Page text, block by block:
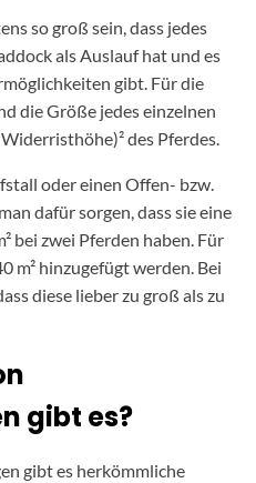
so groß sein, dass jedes
als Auslauf hat und es
gibt. Für die
die Größe jedes einzelnen
des Pferdes.
oder einen Offen- bzw.
dafür sorgen, dass sie eine
bei zwei Pferden haben. Für
m² hinzugefügt werden. Bei
diese lieber zu groß als zu
gibt es?
gibt es herkömmliche